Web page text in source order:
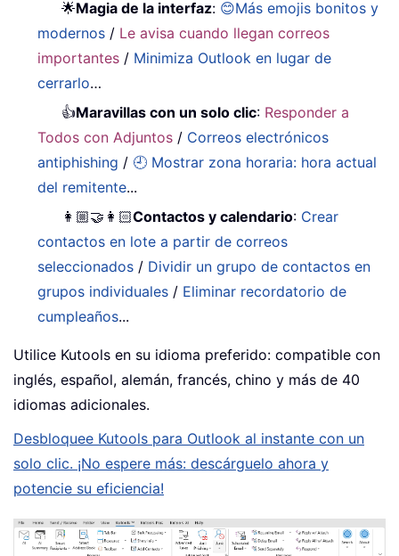
🌟Magia de la interfaz: 😊Más emojis bonitos y
modernos / Le avisa cuando llegan correos
importantes / Minimiza Outlook en lugar de
cerrarlo…
👍Maravillas con un solo clic: Responder a
Todos con Adjuntos / Correos electrónicos
antiphishing / 🕘 Mostrar zona horaria: hora actual
del remitente...
👩🏼‍🤝‍👩🏻Contactos y calendario: Crear
contactos en lote a partir de correos
seleccionados / Dividir un grupo de contactos en
grupos individuales / Eliminar recordatorio de
cumpleaños...
Utilice Kutools en su idioma preferido: compatible con
inglés, español, alemán, francés, chino y más de 40
idiomas adicionales.
Desbloquee Kutools para Outlook al instante con un
solo clic. ¡No espere más: descárguelo ahora y
potencie su eficiencia!